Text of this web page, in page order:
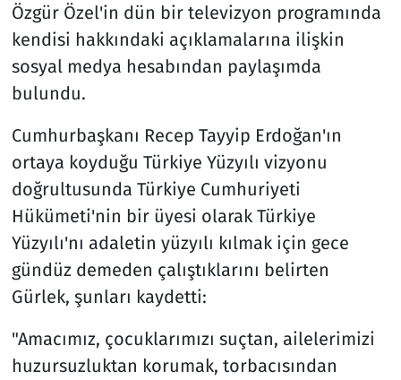
Özgür Özel'in dün bir televizyon programında
kendisi hakkındaki açıklamalarına ilişkin
sosyal medya hesabından paylaşımda
bulundu.
Cumhurbaşkanı Recep Tayyip Erdoğan'ın
ortaya koyduğu Türkiye Yüzyılı vizyonu
doğrultusunda Türkiye Cumhuriyeti
Hükümeti'nin bir üyesi olarak Türkiye
Yüzyılı'nı adaletin yüzyılı kılmak için gece
gündüz demeden çalıştıklarını belirten
Gürlek, şunları kaydetti:
"Amacımız, çocuklarımızı suçtan, ailelerimizi
huzursuzluktan korumak, torbacısından
Televizyon